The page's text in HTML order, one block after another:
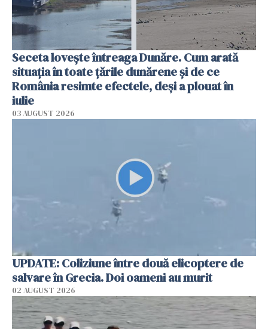
Seceta lovește întreaga Dunăre. Cum arată
situația în toate țările dunărene și de ce
România resimte efectele, deși a plouat în
iulie
03 AUGUST 2026
UPDATE: Coliziune între două elicoptere de
salvare în Grecia. Doi oameni au murit
02 AUGUST 2026